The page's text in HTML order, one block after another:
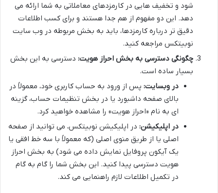
شود و تخفیف هایی در کارمزدهای معاملاتی به شما ارائه می
دهد. این دو مفهوم از هم جدا هستند و برای کسب اطلاعات
دقیق تر درباره کارمزدها، باید به بخش مربوطه در وب سایت
نوبیتکس مراجعه کنید.
چگونگی دسترسی به بخش احراز هویت: دسترسی به این بخش
بسیار ساده است.
در وبسایت: پس از ورود به حساب کاربری خود، معمولاً در
بالای صفحه داشبورد یا در بخش تنظیمات حساب، گزینه
ای به نام «احراز هویت» را مشاهده خواهید کرد.
در اپلیکیشن: در اپلیکیشن نوبیتکس، می توانید از صفحه
اصلی یا از طریق منوی اصلی (که معمولاً با سه خط افقی یا
یک آیکون پروفایل نمایش داده می شود) به بخش احراز
هویت دسترسی پیدا کنید. این بخش شما را گام به گام
در تکمیل اطلاعات لازم راهنمایی می کند.